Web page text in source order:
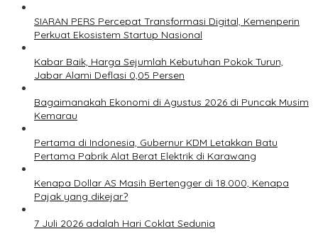
SIARAN PERS Percepat Transformasi Digital, Kemenperin
Perkuat Ekosistem Startup Nasional
Kabar Baik, Harga Sejumlah Kebutuhan Pokok Turun,
Jabar Alami Deflasi 0,05 Persen
Bagaimanakah Ekonomi di Agustus 2026 di Puncak Musim
Kemarau
Pertama di Indonesia, Gubernur KDM Letakkan Batu
Pertama Pabrik Alat Berat Elektrik di Karawang
Kenapa Dollar AS Masih Bertengger di 18.000, Kenapa
Pajak yang dikejar?
7 Juli 2026 adalah Hari Coklat Sedunia